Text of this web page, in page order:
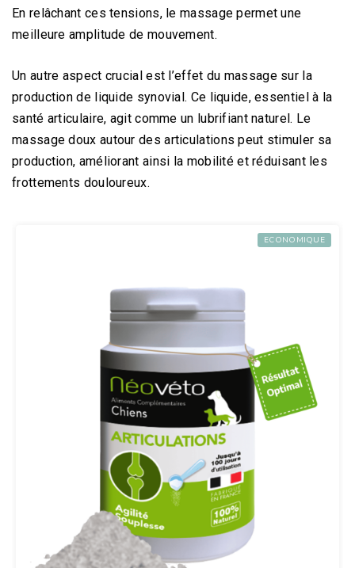
En relâchant ces tensions, le massage permet une
meilleure amplitude de mouvement.
Un autre aspect crucial est l’effet du massage sur la
production de liquide synovial. Ce liquide, essentiel à la
santé articulaire, agit comme un lubrifiant naturel. Le
massage doux autour des articulations peut stimuler sa
production, améliorant ainsi la mobilité et réduisant les
frottements douloureux.
ECONOMIQUE